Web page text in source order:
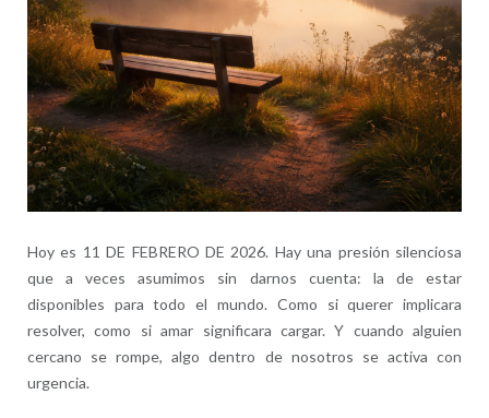
Hoy es 11 DE FEBRERO DE 2026. Hay una presión silenciosa
que a veces asumimos sin darnos cuenta: la de estar
disponibles para todo el mundo. Como si querer implicara
resolver, como si amar significara cargar. Y cuando alguien
cercano se rompe, algo dentro de nosotros se activa con
urgencia.